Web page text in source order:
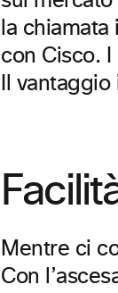
la
con Cisco.
Il
Mentre ci
Con